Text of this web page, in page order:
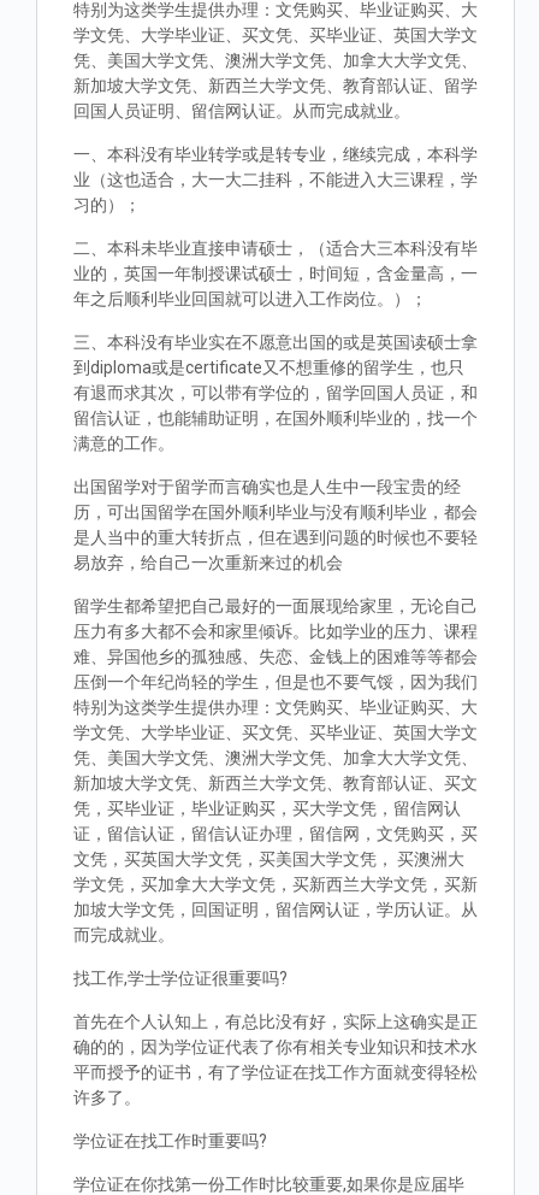
特别为这类学生提供办理：文凭购买、毕业证购买、大
学文凭、大学毕业证、买文凭、买毕业证、英国大学文
凭、美国大学文凭、澳洲大学文凭、加拿大大学文凭、
新加坡大学文凭、新西兰大学文凭、教育部认证、留学
回国人员证明、留信网认证。从而完成就业。
一、本科没有毕业转学或是转专业，继续完成，本科学
业（这也适合，大一大二挂科，不能进入大三课程，学
习的）；
二、本科未毕业直接申请硕士，（适合大三本科没有毕
业的，英国一年制授课试硕士，时间短，含金量高，一
年之后顺利毕业回国就可以进入工作岗位。）；
三、本科没有毕业实在不愿意出国的或是英国读硕士拿
到diploma或是certificate又不想重修的留学生，也只
有退而求其次，可以带有学位的，留学回国人员证，和
留信认证，也能辅助证明，在国外顺利毕业的，找一个
满意的工作。
出国留学对于留学而言确实也是人生中一段宝贵的经
历，可出国留学在国外顺利毕业与没有顺利毕业，都会
是人当中的重大转折点，但在遇到问题的时候也不要轻
易放弃，给自己一次重新来过的机会
留学生都希望把自己最好的一面展现给家里，无论自己
压力有多大都不会和家里倾诉。比如学业的压力、课程
难、异国他乡的孤独感、失恋、金钱上的困难等等都会
压倒一个年纪尚轻的学生，但是也不要气馁，因为我们
特别为这类学生提供办理：文凭购买、毕业证购买、大
学文凭、大学毕业证、买文凭、买毕业证、英国大学文
凭、美国大学文凭、澳洲大学文凭、加拿大大学文凭、
新加坡大学文凭、新西兰大学文凭、教育部认证、买文
凭，买毕业证，毕业证购买，买大学文凭，留信网认
证，留信认证，留信认证办理，留信网，文凭购买，买
文凭，买英国大学文凭，买美国大学文凭， 买澳洲大
学文凭，买加拿大大学文凭，买新西兰大学文凭，买新
加坡大学文凭，回国证明，留信网认证，学历认证。从
而完成就业。
找工作,学士学位证很重要吗?
首先在个人认知上，有总比没有好，实际上这确实是正
确的的，因为学位证代表了你有相关专业知识和技术水
平而授予的证书，有了学位证在找工作方面就变得轻松
许多了。
学位证在找工作时重要吗?
学位证在你找第一份工作时比较重要,如果你是应届毕